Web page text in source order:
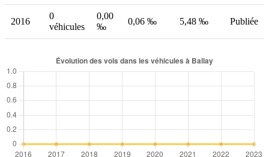
2016
0
véhicules
0,00
‰
0,06 ‰ 5,48 ‰ Publiée